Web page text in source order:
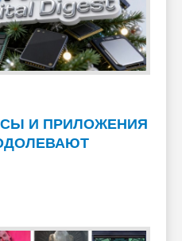
И ПРИЛОЖЕНИЯ